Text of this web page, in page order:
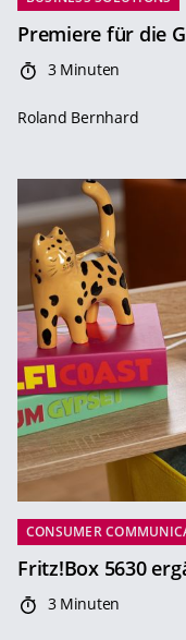
Premiere für die
3 Minuten
Roland Bernhard
CONSUMER
Fritz!Box 5630
3 Minuten